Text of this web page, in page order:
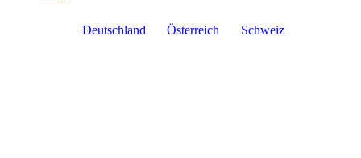
Deutschland Österreich Schweiz